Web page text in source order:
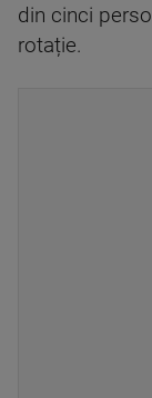
din cinci
rotație.